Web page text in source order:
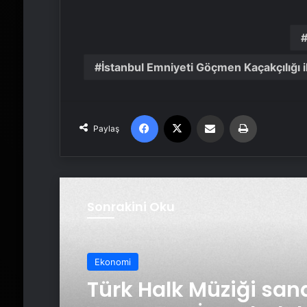
İstanbul Emniyeti Göçmen
Paylaş
Facebook Email'den paylaş
Sonrakini Oku
Ekonomi
Türk Halk Müziği